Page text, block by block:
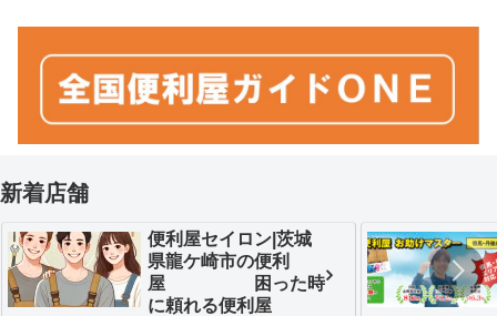
新着店舗
便利屋セイロン|茨城
県龍ケ崎市の便利
屋 困った時
に頼れる便利屋